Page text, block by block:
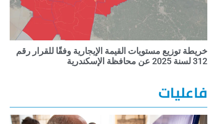
خريطة توزيع مستويات القيمة الإيجارية وفقًا للقرار رقم
312 لسنة 2025 عن محافظة الإسكندرية
فاعليات